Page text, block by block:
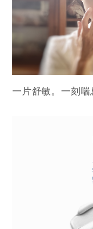
一片舒敏。一刻喘